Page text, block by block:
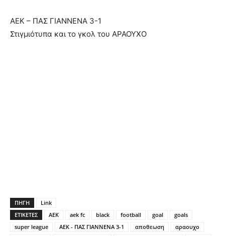
ΑΕΚ – ΠΑΣ ΓΙΑΝΝΕΝΑ 3-1
Στιγμιότυπα και το γκολ του ΑΡΑΟΥΧΟ
ΠΗΓΗ
Link
ΕΤΙΚΕΤΕΣ
AEK aek fc black football goal
goals
super league
ΑΕΚ - ΠΑΣ ΓΙΑΝΝΕΝΑ 3-1 αποθεωση
αραουχο